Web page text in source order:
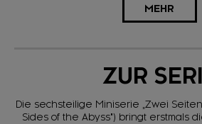
MEHR
ZUR
Die sechsteilige Miniserie „Zwei
Sides of the Abyss") bringt erstmals